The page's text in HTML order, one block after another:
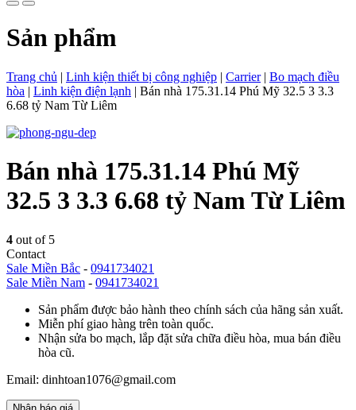
Sản phẩm
Trang chủ | Linh kiện thiết bị công nghiệp | Carrier| Bo mạch điều
hòa | Linh kiện điện lạnh | Bán nhà 175.31.14 Phú Mỹ 32.5 3 3.3
6.68 tỷ Nam Từ Liêm
Bán nhà 175.31.14 Phú Mỹ
32.5 3 3.3 6.68 tỷ Nam Từ Liêm
4 out of 5
Contact
Sale Miền Bắc - 0941734021
Sale Miền Nam - 0941734021
Sản phẩm được bảo hành theo chính sách của hãng sản xuất.
Miễn phí giao hàng trên toàn quốc.
Nhận sửa bo mạch, lắp đặt sửa chữa điều hòa, mua bán điều
hòa cũ.
Email: dinhtoan1076@gmail.com